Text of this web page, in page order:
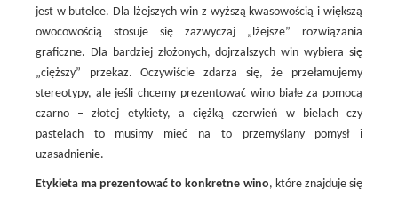
jest w butelce. Dla lżejszych win z wyższą kwasowością i większą
owocowością stosuje się zazwyczaj „lżejsze” rozwiązania
graficzne. Dla bardziej złożonych, dojrzalszych win wybiera się
„cięższy” przekaz. Oczywiście zdarza się, że przełamujemy
stereotypy, ale jeśli chcemy prezentować wino białe za pomocą
czarno – złotej etykiety, a ciężką czerwień w bielach czy
pastelach to musimy mieć na to przemyślany pomysł i
uzasadnienie.
Etykieta ma prezentować to konkretne wino, które znajduje się